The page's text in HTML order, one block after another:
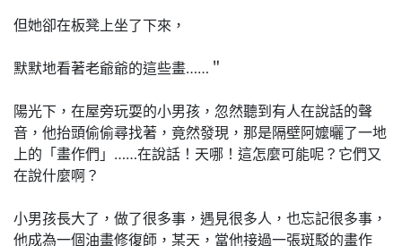
但她卻在板凳上坐了下來，
默默地看著老爺爺的這些畫……＂
陽光下，在屋旁玩耍的小男孩，忽然聽到有人在說話的聲
音，他抬頭偷偷尋找著，竟然發現，那是隔壁阿嬤曬了一地
上的「畫作們」……在說話！天哪！這怎麼可能呢？它們又
在說什麼啊？
小男孩長大了，做了很多事，遇見很多人，也忘記很多事，
他成為一個油畫修復師，某天，當他接過一張斑駁的畫作